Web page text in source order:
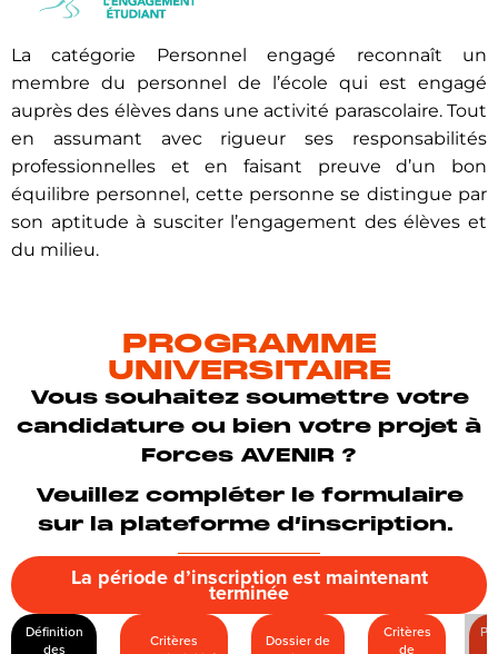
La catégorie Personnel engagé reconnaît un
membre du personnel de l’école qui est engagé
auprès des élèves dans une activité parascolaire. Tout
en assumant avec rigueur ses responsabilités
professionnelles et en faisant preuve d’un bon
équilibre personnel, cette personne se distingue par
son aptitude à susciter l’engagement des élèves et
du milieu.
PROGRAMME
UNIVERSITAIRE
Vous souhaitez soumettre votre
candidature ou bien votre projet à
Forces AVENIR ?
Veuillez compléter le formulaire
sur la plateforme d’inscription.
La période d’inscription est maintenant
terminée
Définition
des
Critères
Dossier de
Critères
de